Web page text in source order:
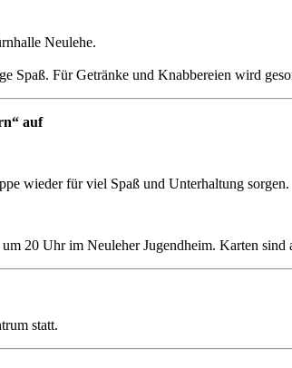
Neulehe.
Spaß. Für Getränke und Knabbereien wird
auf
wieder für viel Spaß und Unterhaltung sorgen.
20 Uhr im Neuleher Jugendheim. Karten
statt.